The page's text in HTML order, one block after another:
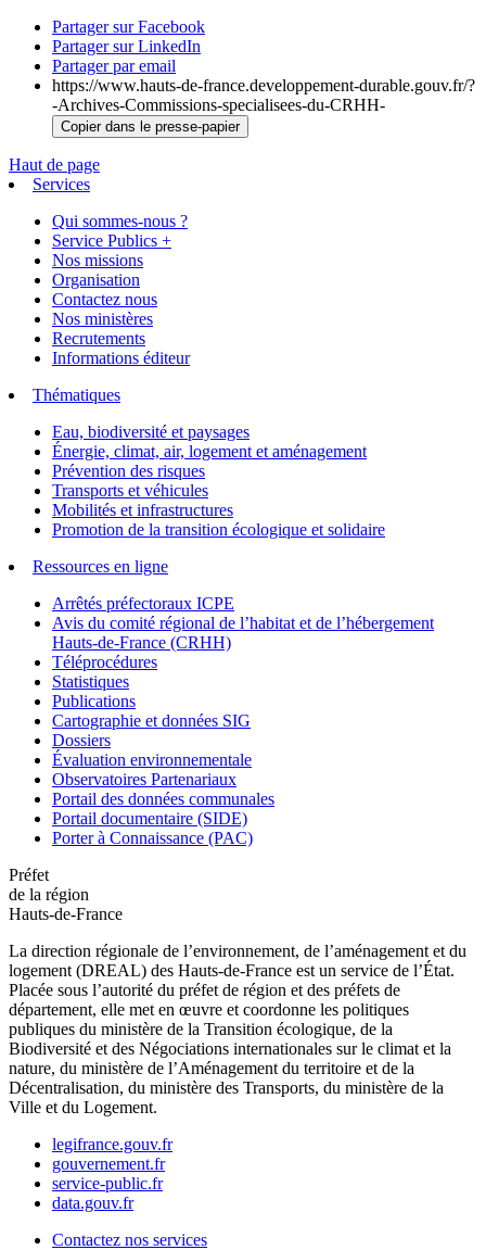
Partager sur Facebook
Partager sur LinkedIn
Partager par email
https://www.hauts-de-france.developpement-durable.gouv.fr/?
-Archives-Commissions-specialisees-du-CRHH-
Copier dans le presse-papier
Haut de page
Services
Qui sommes-nous ?
Service Publics +
Nos missions
Organisation
Contactez nous
Nos ministères
Recrutements
Informations éditeur
Thématiques
Eau, biodiversité et paysages
Énergie, climat, air, logement et aménagement
Prévention des risques
Transports et véhicules
Mobilités et infrastructures
Promotion de la transition écologique et solidaire
Ressources en ligne
Arrêtés préfectoraux ICPE
Avis du comité régional de l’habitat et de l’hébergement
Hauts-de-France (CRHH)
Téléprocédures
Statistiques
Publications
Cartographie et données SIG
Dossiers
Évaluation environnementale
Observatoires Partenariaux
Portail des données communales
Portail documentaire (SIDE)
Porter à Connaissance (PAC)
Préfet
de la région
Hauts-de-France
La direction régionale de l’environnement, de l’aménagement et du
logement (DREAL) des Hauts-de-France est un service de l’État.
Placée sous l’autorité du préfet de région et des préfets de
département, elle met en œuvre et coordonne les politiques
publiques du ministère de la Transition écologique, de la
Biodiversité et des Négociations internationales sur le climat et la
nature, du ministère de l’Aménagement du territoire et de la
Décentralisation, du ministère des Transports, du ministère de la
Ville et du Logement.
legifrance.gouv.fr
gouvernement.fr
service-public.fr
data.gouv.fr
Contactez nos services